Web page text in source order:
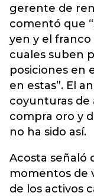
gerente de
comentó que
yen y el franco
cuales suben
posiciones en
en estas”. El
coyunturas de
compra oro y
no ha sido así.
Acosta señaló
momentos de
de los activos